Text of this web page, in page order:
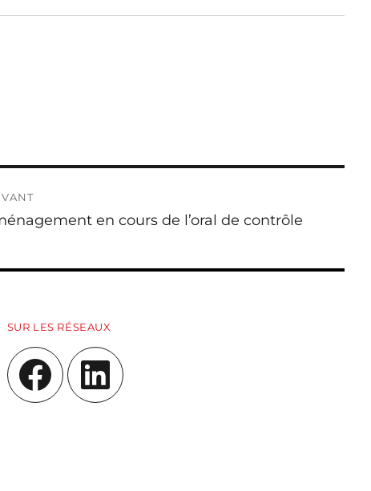
en cours de l’oral de contrôle
SUR LES RÉSEAUX
Facebook LinkedIn